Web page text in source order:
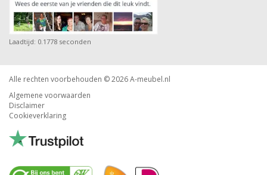
Laadtijd: 0.1778 seconden
Alle rechten voorbehouden © 2026A-meubel.nl
Algemene voorwaarden
Disclaimer
Cookieverklaring